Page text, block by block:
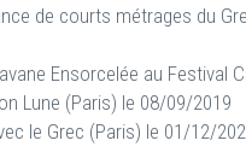
de courts métrages du
Ensorcelée au Festival
Lune (Paris) le 08/09/2019
le Grec (Paris) le 01/12/